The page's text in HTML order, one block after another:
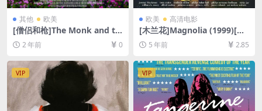
其他 欧美
[僧侣和枪]The Monk and th
e Gun (2023)[百度网盘+夸克
网盘1080P超清未删减资源]
7GB][中文字幕]
2 年前 0
欧美 高清电影
[木兰花]Magnolia (1999)[百
度网盘+迅雷云盘资源1080P
超清未删减][MP4/10GB][中
5 年前 2.85
VIP VIP